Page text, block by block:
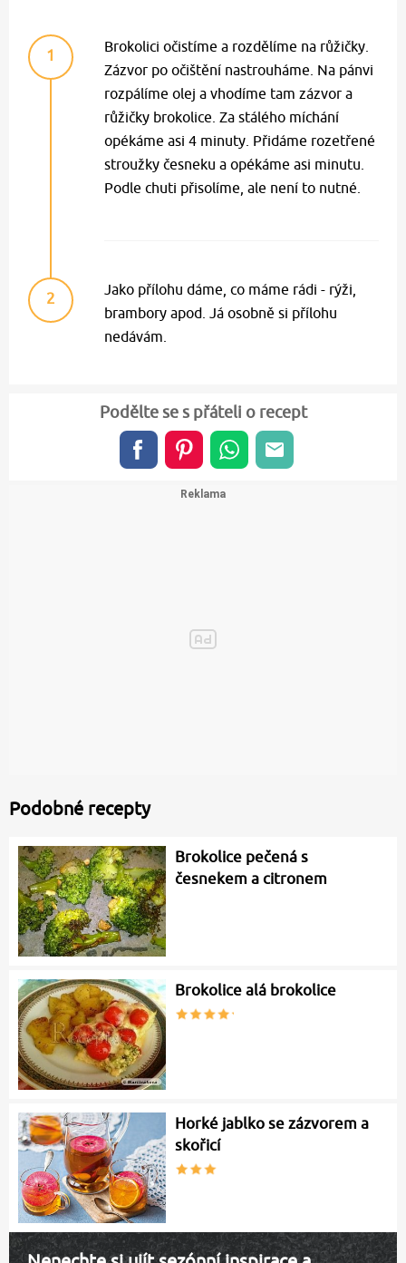
1
Brokolici očistíme a rozdělíme na růžičky.
Zázvor po očištění nastrouháme. Na pánvi
rozpálíme olej a vhodíme tam zázvor a
růžičky brokolice. Za stálého míchání
opékáme asi 4 minuty. Přidáme rozetřené
stroužky česneku a opékáme asi minutu.
Podle chuti přisolíme, ale není to nutné.
2
Jako přílohu dáme, co máme rádi - rýži,
brambory apod. Já osobně si přílohu
nedávám.
Podělte se s přáteli o recept
Podobné recepty
Brokolice pečená s
česnekem a citronem
Brokolice alá brokolice
Horké jablko se zázvorem a
skořicí